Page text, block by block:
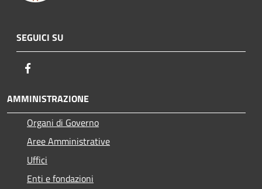
SEGUICI SU
AMMINISTRAZIONE
Organi di Governo
Aree Amministrative
Uffici
Enti e fondazioni